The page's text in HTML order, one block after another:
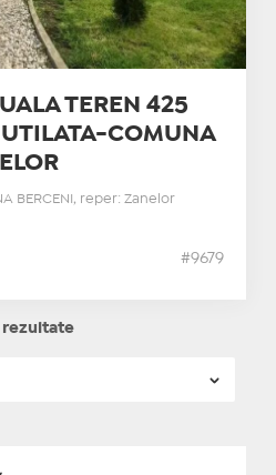
TEREN 425
COMUNA
BERCENI, reper: Zanelor
#9679
rezultate